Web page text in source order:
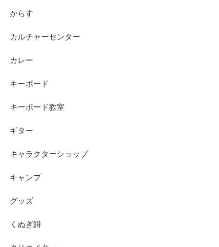
からす
カルチャーセンター
カレー
キーボード
キーボード教室
ギター
キャラクターショップ
キャンプ
グッズ
くぬぎ鱒